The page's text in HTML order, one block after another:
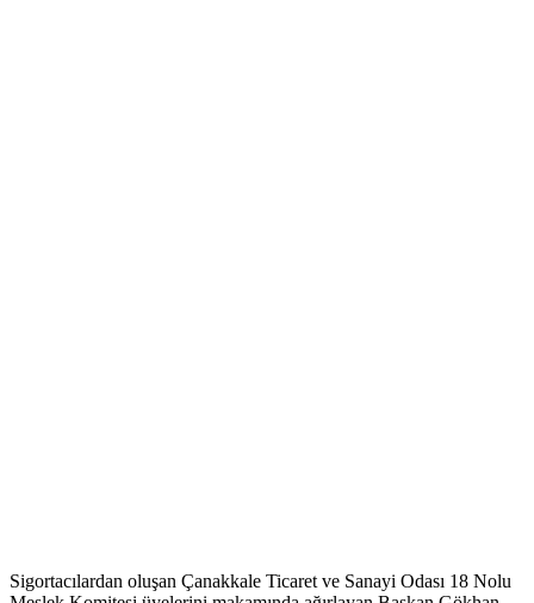
Sigortacılardan oluşan Çanakkale Ticaret ve Sanayi Odası 18 Nolu